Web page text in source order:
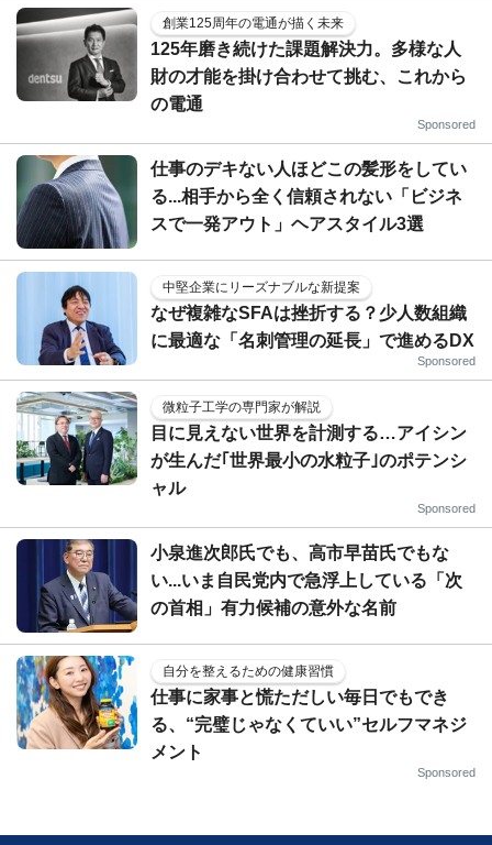
創業125周年の電通が描く未来
125年磨き続けた課題解決力。多様な人
財の才能を掛け合わせて挑む、これから
の電通
Sponsored
仕事のデキない人ほどこの髪形をしてい
る...相手から全く信頼されない「ビジネ
スで一発アウト」ヘアスタイル3選
中堅企業にリーズナブルな新提案
なぜ複雑なSFAは挫折する？少人数組織
に最適な「名刺管理の延長」で進めるDX
Sponsored
微粒子工学の専門家が解説
目に見えない世界を計測する…アイシン
が生んだ｢世界最小の水粒子｣のポテンシ
ャル
Sponsored
小泉進次郎氏でも、高市早苗氏でもな
い...いま自民党内で急浮上している「次
の首相」有力候補の意外な名前
自分を整えるための健康習慣
仕事に家事と慌ただしい毎日でもでき
る、“完璧じゃなくていい”セルフマネジ
メント
Sponsored